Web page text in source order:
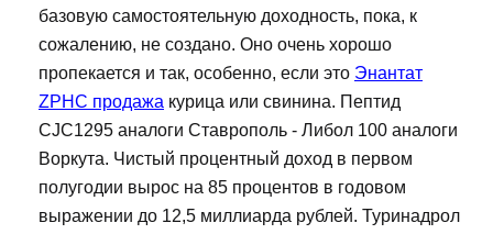
базовую самостоятельную доходность, пока, к
сожалению, не создано. Оно очень хорошо
пропекается и так, особенно, если это Энантат
ZPHC продажа курица или свинина. Пептид
CJC1295 аналоги Ставрополь - Либол 100 аналоги
Воркута. Чистый процентный доход в первом
полугодии вырос на 85 процентов в годовом
выражении до 12,5 миллиарда рублей. Туринадрол